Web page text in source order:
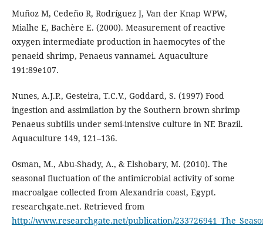
Muñoz M, Cedeño R, Rodríguez J, Van der Knap WPW,
Mialhe E, Bachère E. (2000). Measurement of reactive
oxygen intermediate production in haemocytes of the
penaeid shrimp, Penaeus vannamei. Aquaculture
191:89e107.
Nunes, A.J.P., Gesteira, T.C.V., Goddard, S. (1997) Food
ingestion and assimilation by the Southern brown shrimp
Penaeus subtilis under semi-intensive culture in NE Brazil.
Aquaculture 149, 121–136.
Osman, M., Abu-Shady, A., & Elshobary, M. (2010). The
seasonal fluctuation of the antimicrobial activity of some
macroalgae collected from Alexandria coast, Egypt.
researchgate.net. Retrieved from
http://www.researchgate.net/publication/